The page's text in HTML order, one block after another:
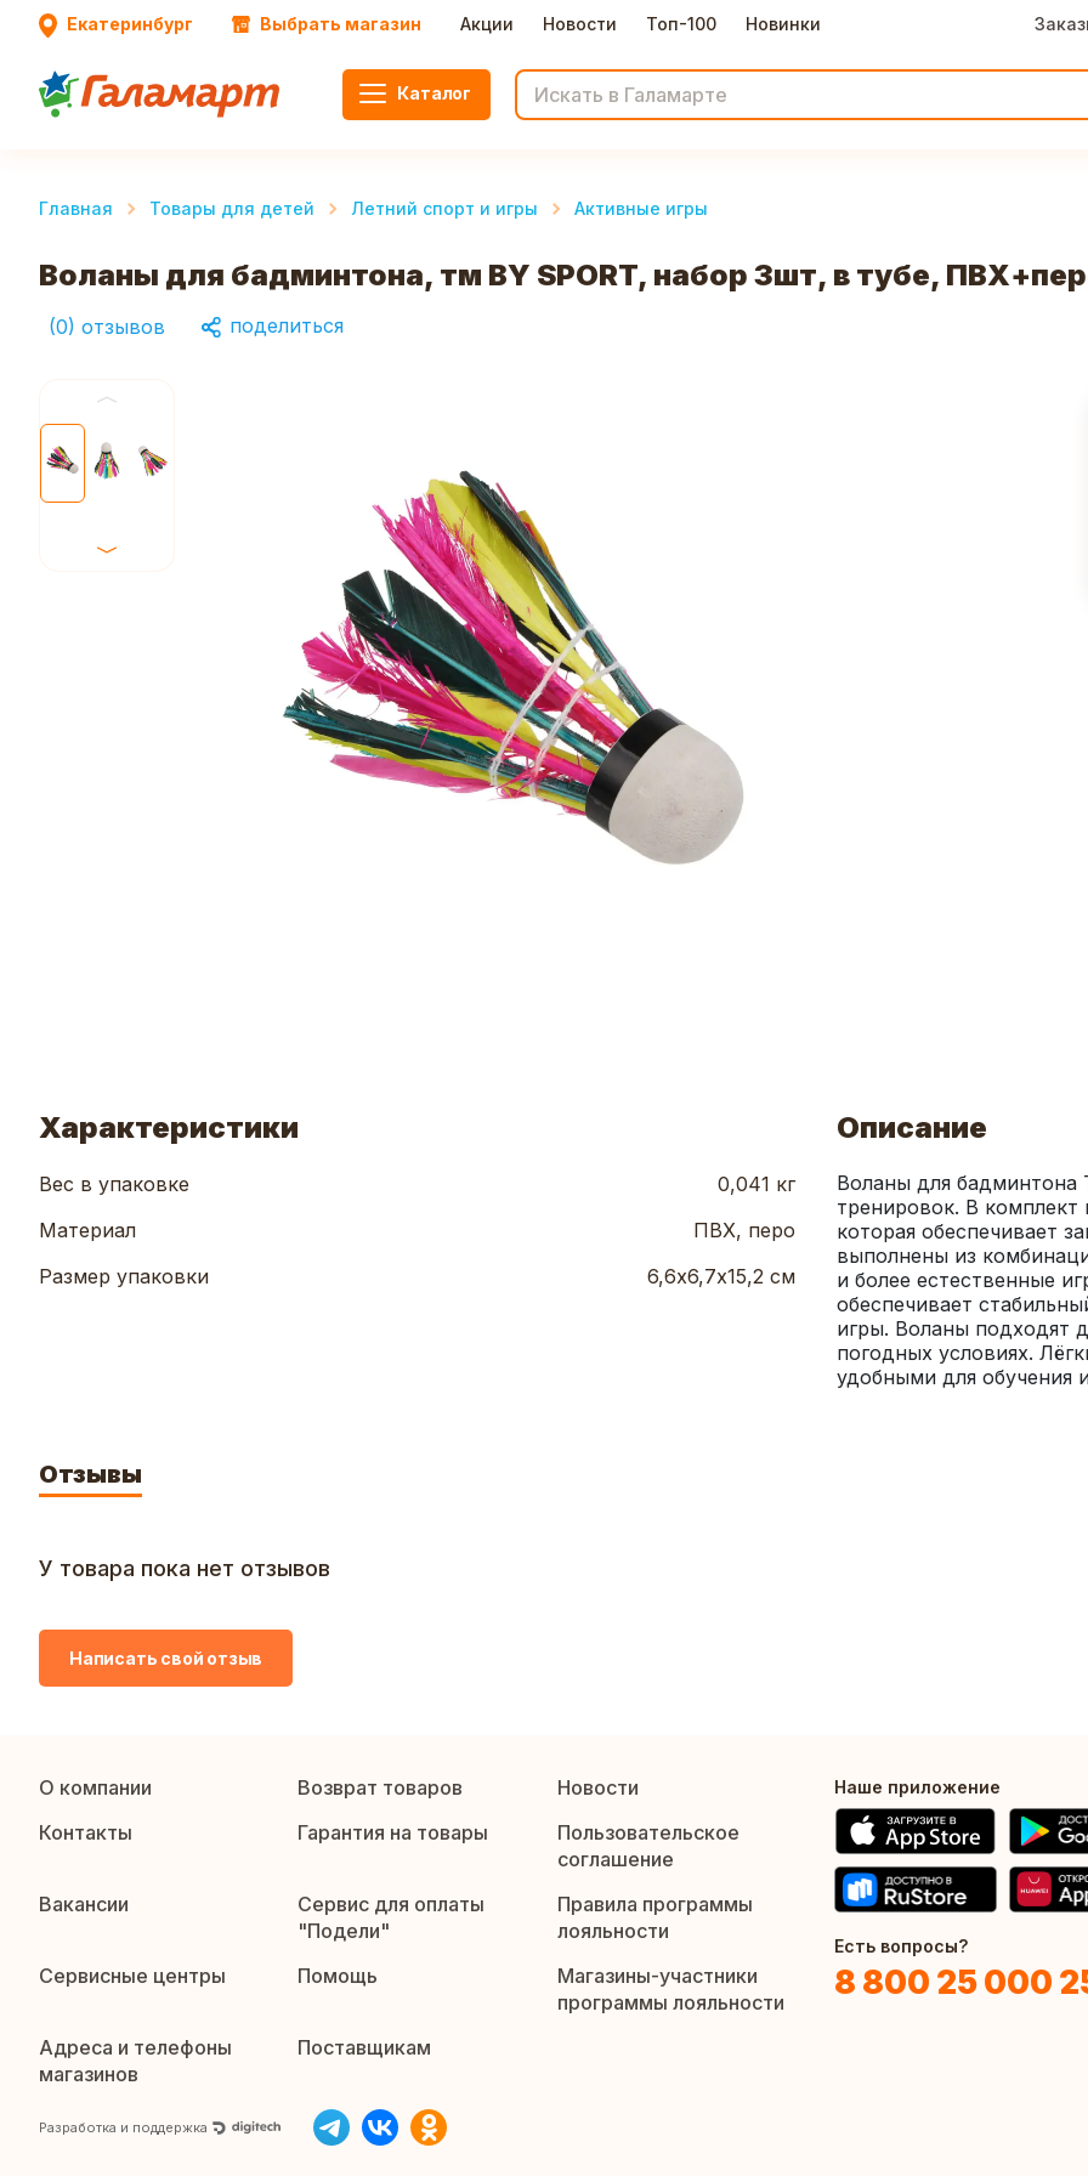
Екатеринбург Выбрать магазин Акции Новости Топ-100 Новинки
Каталог
Главная Товары для детей Летний спорт и игры Активные игры
Воланы для бадминтона, тм BY SPORT, набор 3шт, в тубе,
(0) отзывов поделиться
Характеристики
Вес в упаковке
0,041 кг
Материал
ПВХ, перо
Размер упаковки
6,6х6,7х15,2 см
Описание
Воланы для бадминтона
тренировок. В комплект
которая обеспечивает
выполнены из
и более естественные
обеспечивает
игры. Воланы подходят
погодных условиях.
удобными для обучения
Отзывы
У товара пока нет отзывов
Написать свой отзыв
О компании Возврат товаров
Новости
Контакты
Гарантия на товары
Пользовательское
соглашение
Вакансии
Сервис для оплаты
"Подели"
Правила программы
лояльности
Сервисные центры
Помощь
Магазины-участники
программы лояльности
Адреса и телефоны
магазинов
Поставщикам
Разработка и поддержка
Наше приложение
Есть вопросы?
8 800 25 000